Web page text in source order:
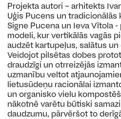
Projekta autori – arhitekts
Uģis Pucens un
Signe Pucena un Ieva Vītola
modeli, kur vertikālās vagās
audzēt kartupeļus, salātus un
Veidojot pilsētas dobes
draudzīgi un otrreizējās
uzmanību veltot
lietusūdeņu racionālai
un organisko vielu
nākotnē varētu būtiski
daudzumu, pārvēršot to